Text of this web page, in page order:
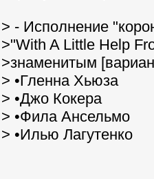
> - Исполнение
>"With A Little Help
>знаменитым
> •Гленна Хьюза
> •Джо Кокера
> •Фила Ансельмо
> •Илью Лагутенко